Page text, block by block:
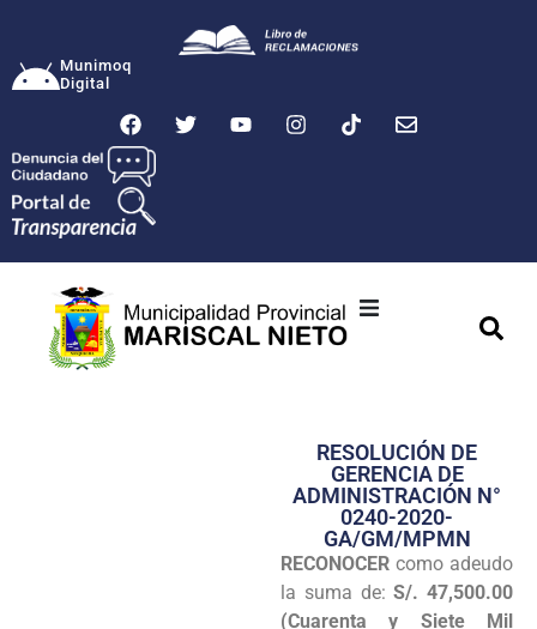
Munimoq
Digital
Transparencia
Seguridad
Programas
Intranet
RESOLUCIÓN DE
GERENCIA DE
ADMINISTRACIÓN N°
0240-2020-
GA/GM/MPMN
RECONOCER como adeudo
la suma de:S/. 47,500.00
(Cuarenta y Siete Mil